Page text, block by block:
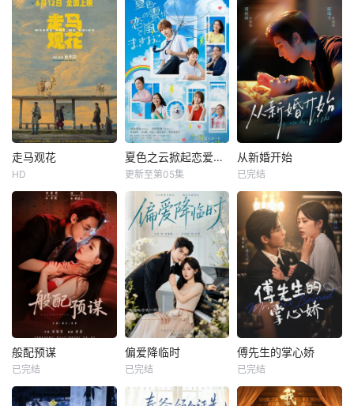
走马观花
HD
夏色之云掀起恋爱与风暴
更新至第05集
从新婚开始
已完结
般配预谋
已完结
偏爱降临时
已完结
傅先生的掌心娇
已完结